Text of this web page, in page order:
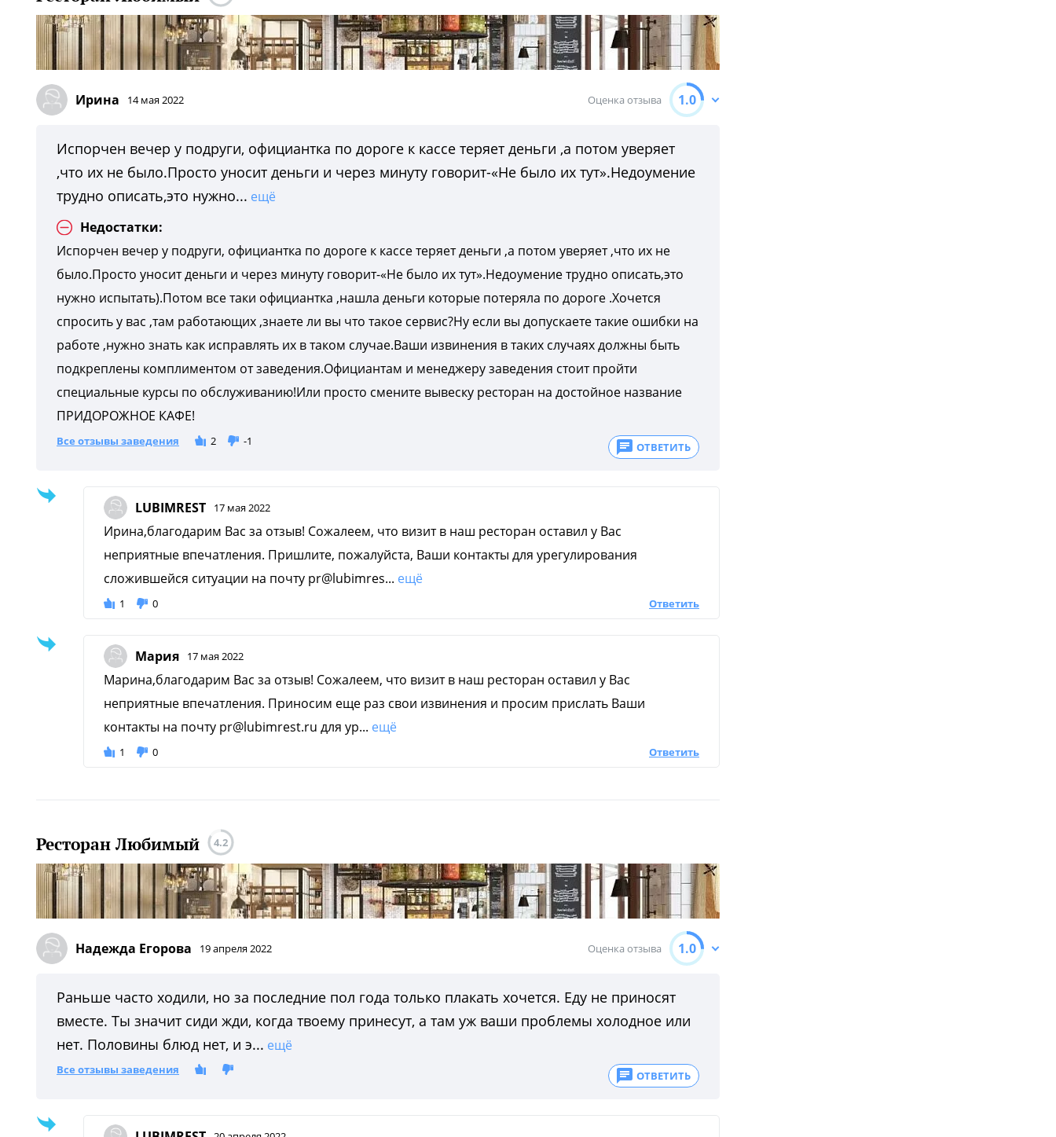
Ирина 14 мая 2022 Оценка отзыва 1.0
Испорчен вечер у подруги, официантка по дороге к кассе теряет деньги ,а потом уверяет
,что их не было.Просто уносит деньги и через минуту говорит-«Не было их тут».Недоумение
трудно описать,это нужно... ещё
Недостатки:
Испорчен вечер у подруги, официантка по дороге к кассе теряет деньги ,а потом уверяет ,что их не
было.Просто уносит деньги и через минуту говорит-«Не было их тут».Недоумение трудно описать,это
нужно испытать).Потом все таки официантка ,нашла деньги которые потеряла по дороге .Хочется
спросить у вас ,там работающих ,знаете ли вы что такое сервис?Ну если вы допускаете такие ошибки на
работе ,нужно знать как исправлять их в таком случае.Ваши извинения в таких случаях должны быть
подкреплены комплиментом от заведения.Официантам и менеджеру заведения стоит пройти
специальные курсы по обслуживанию!Или просто смените вывеску ресторан на достойное название
ПРИДОРОЖНОЕ КАФЕ!
Все отзывы заведения 2 -1 ОТВЕТИТЬ
LUBIMREST 17 мая 2022
Ирина,благодарим Вас за отзыв! Сожалеем, что визит в наш ресторан оставил у Вас
неприятные впечатления. Пришлите, пожалуйста, Ваши контакты для урегулирования
сложившейся ситуации на почту pr@lubimres... ещё
1 0 Ответить
Мария 17 мая 2022
Марина,благодарим Вас за отзыв! Сожалеем, что визит в наш ресторан оставил у Вас
неприятные впечатления. Приносим еще раз свои извинения и просим прислать Ваши
контакты на почту pr@lubimrest.ru для ур... ещё
1 0 Ответить
Ресторан Любимый 4.2
Надежда Егорова 19 апреля 2022 Оценка отзыва 1.0
Раньше часто ходили, но за последние пол года только плакать хочется. Еду не приносят
вместе. Ты значит сиди жди, когда твоему принесут, а там уж ваши проблемы холодное или
нет. Половины блюд нет, и э... ещё
Все отзывы заведения ОТВЕТИТЬ